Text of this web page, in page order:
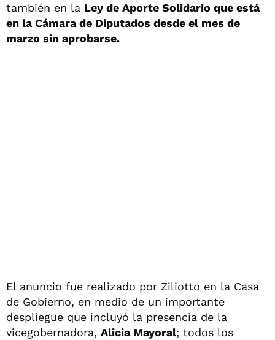
también en la Ley de Aporte Solidario que está
en la Cámara de Diputados desde el mes de
marzo sin aprobarse.
El anuncio fue realizado por Ziliotto en la Casa
de Gobierno, en medio de un importante
despliegue que incluyó la presencia de la
vicegobernadora, Alicia Mayoral; todos los